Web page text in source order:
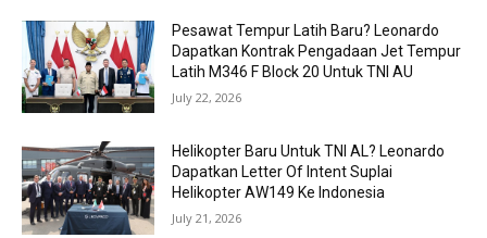
Pesawat Tempur Latih Baru? Leonardo
Dapatkan Kontrak Pengadaan Jet Tempur
Latih M346 F Block 20 Untuk TNI AU
July 22, 2026
Helikopter Baru Untuk TNI AL? Leonardo
Dapatkan Letter Of Intent Suplai
Helikopter AW149 Ke Indonesia
July 21, 2026